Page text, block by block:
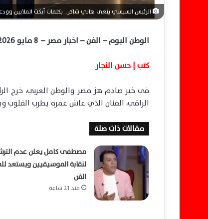
الرئيس السيسي ينعى هاني شاكر.. بكلمات أبكت الملايين
الوطن اليوم – الفن – اخبار مصر – 8 مايو 2026
كتب | حسن النجار
في خبر صادم هز مصر والوطن العربي، خرج
الراقي، الفنان الذي عاش عمره يطرب القلوب
مقالات ذات صلة
مصطفى كامل يعلن عدم
لنقابة الموسيقيين ويستعد
الفن
منذ 21 ساعة